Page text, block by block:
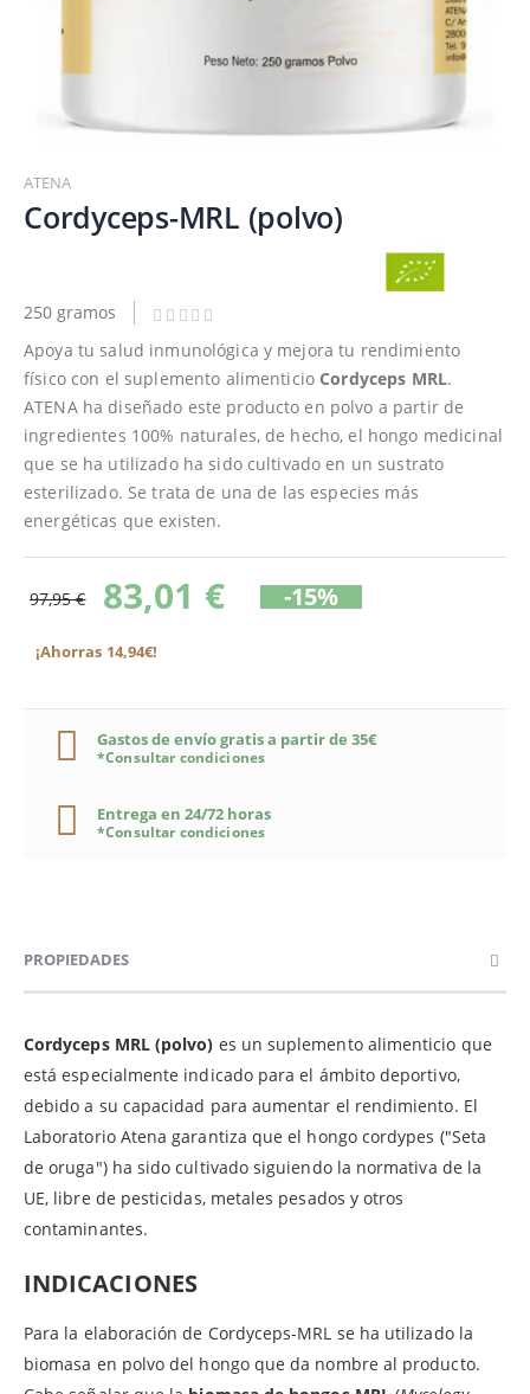
al
comienzo
de
de
ATENA
Cordyceps-MRL (polvo)
250 gramos
Apoya tu salud inmunológica y mejora tu rendimiento
físico con el suplemento alimenticio Cordyceps MRL.
ATENA ha diseñado este producto en polvo a partir de
ingredientes 100% naturales, de hecho, el hongo medicinal
que se ha utilizado ha sido cultivado en un sustrato
esterilizado. Se trata de una de las especies más
energéticas que existen.
97,95 € 83,01 € -15%
¡Ahorras 14,94€!
Gastos de envío gratis a partir de 35€
*Consultar condiciones
Entrega en 24/72 horas
*Consultar condiciones
PROPIEDADES
Cordyceps MRL (polvo) es un suplemento alimenticio que
está especialmente indicado para el ámbito deportivo,
debido a su capacidad para aumentar el rendimiento. El
Laboratorio Atena garantiza que el hongo cordypes ("Seta
de oruga") ha sido cultivado siguiendo la normativa de la
UE, libre de pesticidas, metales pesados y otros
contaminantes.
INDICACIONES
Para la elaboración de Cordyceps-MRL se ha utilizado la
biomasa en polvo del hongo que da nombre al producto.